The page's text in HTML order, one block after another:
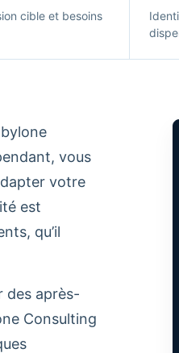
cible et besoins
vous
votre
est
qu’il
des après-
Consulting